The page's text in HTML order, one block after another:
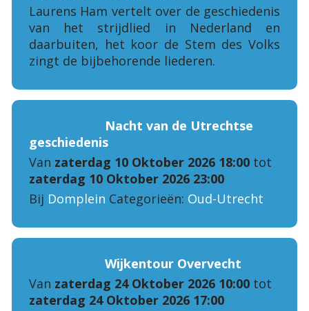
Laurens Ham vertelt over de geschiedenis
van het strijdlied in Nederland en
daarbuiten, het koor de Stem des Volks
zingt de bijbehorende liederen.
Nacht van de Utrechtse
geschiedenis
Van zaterdag 10 Oktober 2026 18:00 tot
zaterdag 10 Oktober 2026 23:00
Bij Domplein Categorieën: Oud-Utrecht
Wijkentour Overvecht
Van zaterdag 24 Oktober 2026 10:00 tot
zaterdag 24 Oktober 2026 17:00